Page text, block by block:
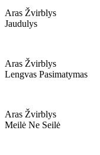
Aras Žvirblys
Jaudulys
Aras Žvirblys
Lengvas Pasimatymas
Aras Žvirblys
Meilė Ne Seilė